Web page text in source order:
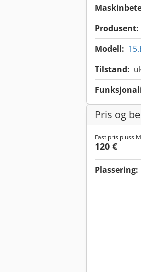
Produsent:
Modell:
Tilstand:
Pris og
Fast pris pluss
120 €
Plassering: